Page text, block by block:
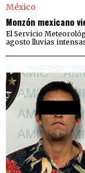
Monzón mexicano
El Servicio
agosto lluvias